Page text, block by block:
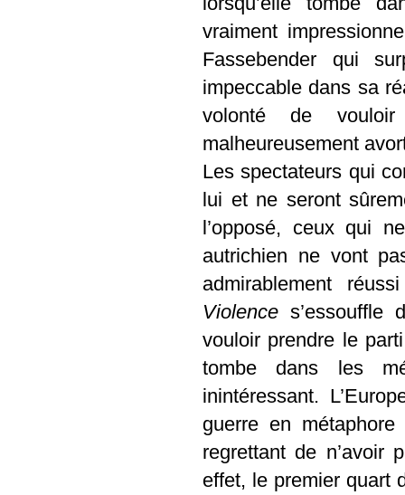
vraiment
Fassebender qui
impeccable dans sa
volonté de
malheureusement
Les spectateurs qui
lui et ne seront
l’opposé, ceux qui
autrichien ne vont
admirablement
Violence s’essouffle
vouloir prendre le
tombe dans les
inintéressant.
guerre en
regrettant de n’avoir
effet, le premier quart